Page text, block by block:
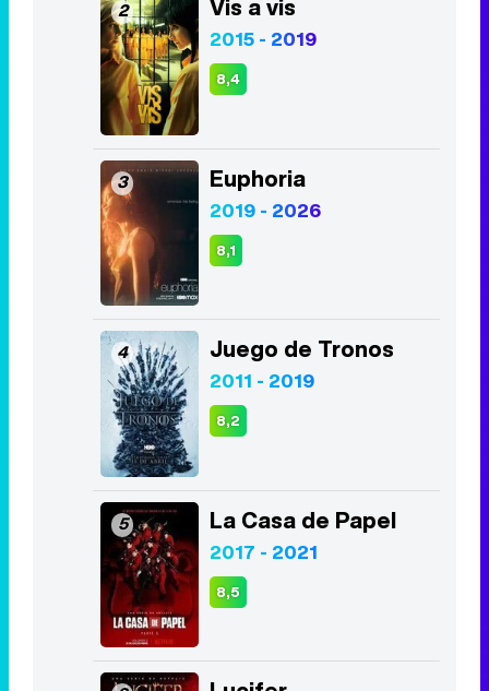
2 Vis a vis
2015 - 2019
8,4
3 Euphoria
2019 - 2026
8,1
4 Juego de Tronos
2011 - 2019
8,2
5 La Casa de Papel
2017 - 2021
8,5